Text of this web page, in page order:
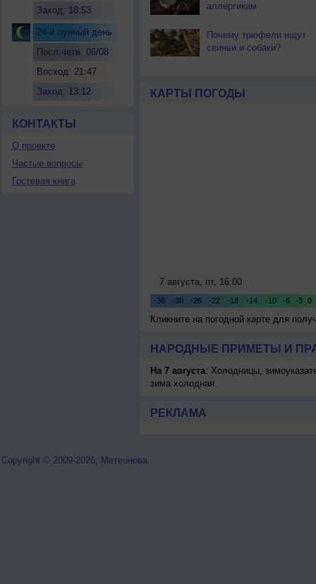
Заход: 18:53
24-й лунный день
Посл.четв. 06/08
Восход: 21:47
Заход: 13:12
КОНТАКТЫ
О проекте
Частые вопросы
Гостевая книга
аллергикам
Почему трюфели ищут
свиньи и собаки?
КАРТЫ ПОГОДЫ
Кликните на погодной карте для
НАРОДНЫЕ ПРИМЕТЫ И
На 7 августа: Холодницы,
зима холодная.
РЕКЛАМА
Copyright © 2009-2026, Метеонова